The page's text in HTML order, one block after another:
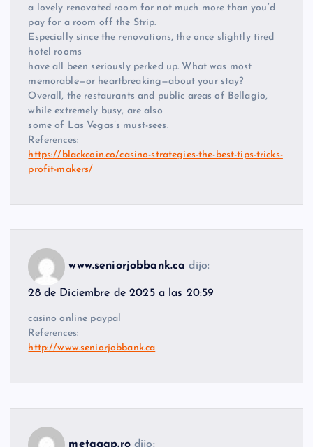
a lovely renovated room for not much more than you’d
pay for a room off the Strip.
Especially since the renovations, the once slightly tired
hotel rooms
have all been seriously perked up. What was most
memorable—or heartbreaking—about your stay?
Overall, the restaurants and public areas of Bellagio,
while extremely busy, are also
some of Las Vegas’s must-sees.
References:
https://blackcoin.co/casino-strategies-the-best-tips-tricks-
profit-makers/
www.seniorjobbank.ca dijo:
28 de Diciembre de 2025 a las 20:59
casino online paypal
References:
http://www.seniorjobbank.ca
metagap.ro dijo: